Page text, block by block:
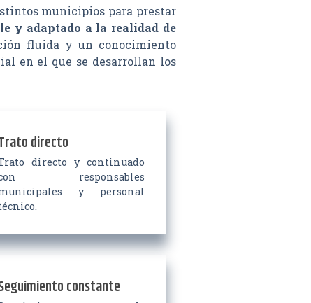
municipios para prestar
y adaptado a la realidad de
fluida y un conocimiento
en el que se desarrollan los
directo
directo y continuado
responsables
y personal
constante